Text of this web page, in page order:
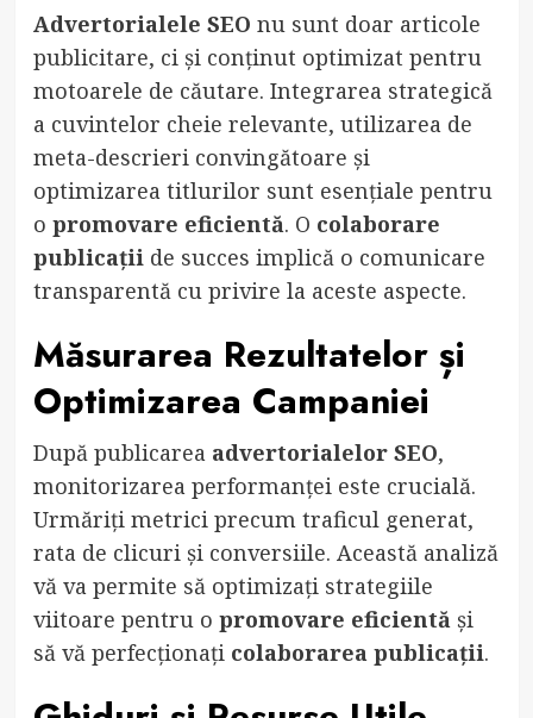
Advertorialele SEO nu sunt doar articole
publicitare, ci și conținut optimizat pentru
motoarele de căutare. Integrarea strategică
a cuvintelor cheie relevante, utilizarea de
meta-descrieri convingătoare și
optimizarea titlurilor sunt esențiale pentru
o promovare eficientă. O colaborare
publicațiide succes implică o comunicare
transparentă cu privire la aceste aspecte.
Măsurarea Rezultatelor și
Optimizarea Campaniei
După publicarea advertorialelor SEO,
monitorizarea performanței este crucială.
Urmăriți metrici precum traficul generat,
rata de clicuri și conversiile. Această analiză
vă va permite să optimizați strategiile
viitoare pentru o promovare eficientăși
să vă perfecționați colaborarea publicații.